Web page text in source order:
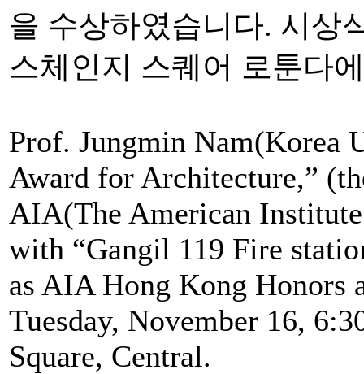
을 수상하였습니다. 시상
스체인지 스퀘어 로툰다
Prof. Jungmin Nam(Korea
Award for Architecture,”
AIA(The American
with “Gangil 119 Fire
as AIA Hong Kong Honors
Tuesday, November 16,
Square, Central.